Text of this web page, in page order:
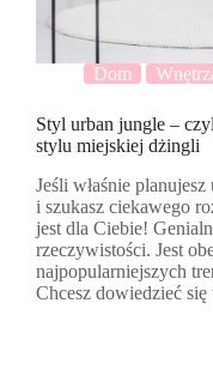
Dom
Styl urban jungle –
stylu miejskiej dżingli
Jeśli właśnie
i szukasz ciekawego
jest dla Ciebie!
rzeczywistości. Jest
najpopularniejszych
Chcesz dowiedzieć się